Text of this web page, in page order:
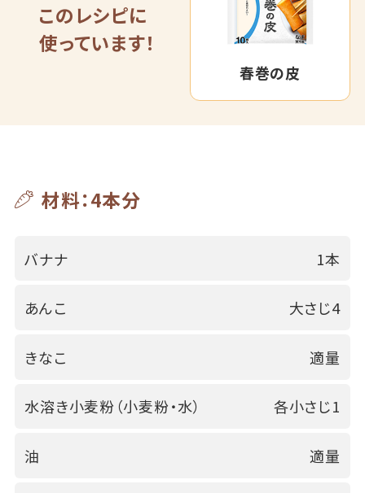
このレシピに
使っています！
春巻の皮
材料：4本分
バナナ 1本
あんこ 大さじ4
きなこ 適量
水溶き小麦粉（小麦粉・水） 各小さじ1
油 適量